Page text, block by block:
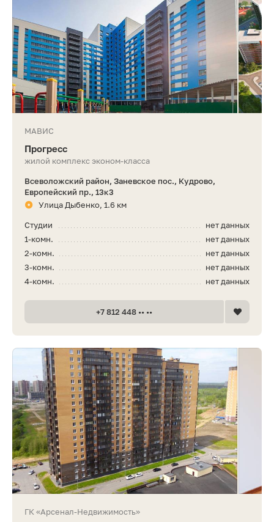
МАВИС
Прогресс
жилой комплекс эконом-класса
Всеволожский район, Заневское пос., Кудрово,
Европейский пр., 13к3
Улица Дыбенко, 1.6 км
нет данных
Студии
нет данных
1-комн.
нет данных
2-комн.
нет данных
3-комн.
нет данных
4-комн.
+7 812 448 •• ••
ГК «Арсенал-Недвижимость»